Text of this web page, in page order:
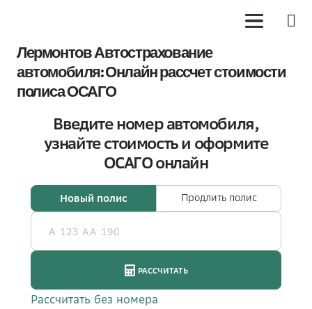
Лермонтов Автострахование
автомобиля: Онлайн рассчет стоимости
полиса ОСАГО